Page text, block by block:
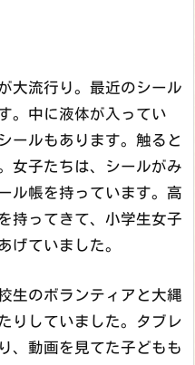
大流行り。最近のシール
。中に液体が入ってい
ールもあります。触ると
女子たちは、シールがみ
ル帳を持っています。高
持ってきて、小学生女子
げていました。
生のボランティアと大縄
りしていました。タブレ
、動画を見てた子どもも